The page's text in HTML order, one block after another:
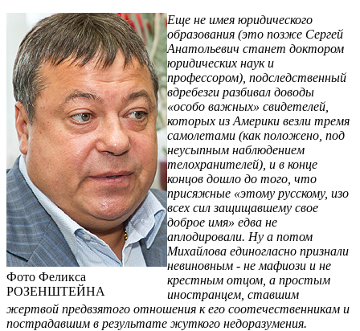
Фото Феликса
РОЗЕНШТЕЙНА
Еще не имея юридического
образования (это позже Сергей
Анатольевич станет доктором
юридических наук и
профессором), подследственный
вдребезги разбивал доводы
«особо важных» свидетелей,
которых из Америки везли тремя
самолетами (как положено, под
неусыпным наблюдением
телохранителей), и в конце
концов дошло до того, что
присяжные «этому русскому, изо
всех сил защищавшему свое
доброе имя» едва не
аплодировали. Ну а потом
Михайлова единогласно признали
невиновным - не мафиози и не
крестным отцом, а простым
иностранцем, ставшим
жертвой предвзятого отношения к его соотечественникам и
пострадавшим в результате жуткого недоразумения.